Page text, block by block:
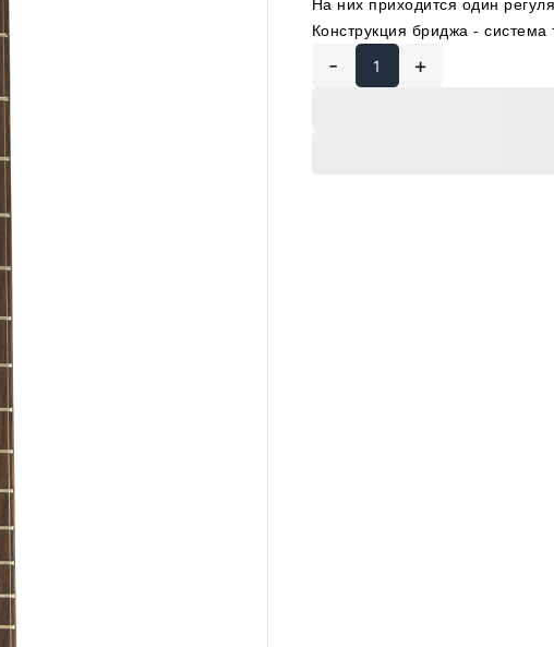
На них приходится один
Конструкция бриджа - система
- +